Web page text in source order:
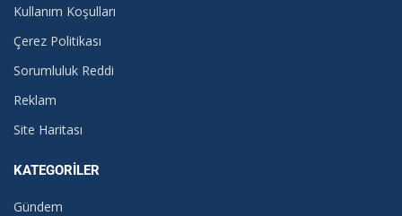
Kullanım Koşulları
Çerez Politikası
Sorumluluk Reddi
Reklam
Site Haritası
KATEGORILER
Gündem